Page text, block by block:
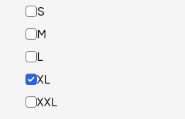
S
M
L
XL
XXL